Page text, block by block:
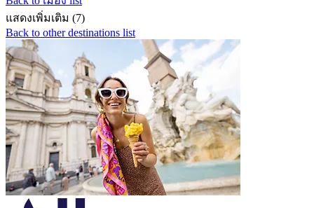
แสดงเพิ่มเติม (7)
Back to other destinations list